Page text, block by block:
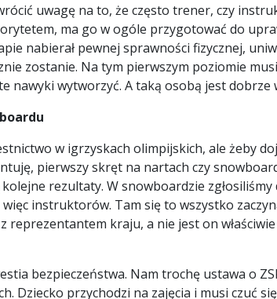
uwagę na to, że często trener, czy
ma go w ogóle przygotować do
nabierał pewnej sprawności fizycznej,
zostanie. Na tym pierwszym poziomie
nawyki wytworzyć. A taką osobą jest
w igrzyskach olimpijskich, ale żeby
pierwszy skręt na nartach czy
rezultaty. W snowboardzie zgłosiliśmy
instruktorów. Tam się to wszystko
kraju, a nie jest on
bezpieczeństwa. Nam trochę ustawa o
Dziecko przychodzi na zajęcia i musi czuć